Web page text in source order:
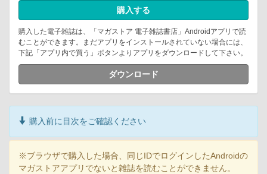
購入する
購入した電子雑誌は、「マガストア 電子雑誌書店」Androidアプリで読
むことができます。まだアプリをインストールされていない場合には、
下記「アプリ内で買う」ボタンよりアプリをダウンロードして下さい。
ダウンロード
購入前に目次をご確認ください
※ブラウザで購入した場合、同じIDでログインしたAndroidの
マガストアアプリでないと雑誌を読むことができません。